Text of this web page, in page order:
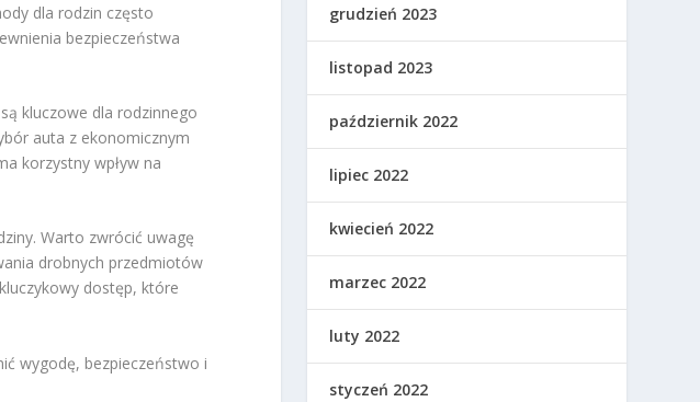
dla rodzin często
bezpieczeństwa
są kluczowe dla rodzinnego
auta z ekonomicznym
korzystny wpływ na
Warto zwrócić uwagę
drobnych przedmiotów
dostęp, które
wygodę, bezpieczeństwo i
grudzień 2023
listopad 2023
październik 2022
lipiec 2022
kwiecień 2022
marzec 2022
luty 2022
styczeń 2022